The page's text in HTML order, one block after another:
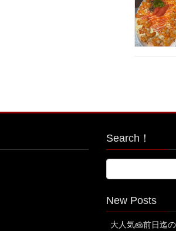
Search！
New Posts
大人気🧀前日迄